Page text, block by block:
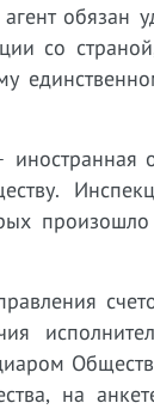
обязан
со
на